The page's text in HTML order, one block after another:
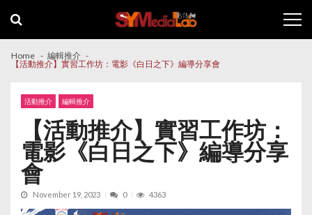
navigation
content
Home
編輯推介
【活動推介】實習工作坊：電影《白日之下》編導分享會
活動推介 編輯推介
【活動推介】實習工作坊：
電影《白日之下》編導分享
會
November 19, 2023 0 4363